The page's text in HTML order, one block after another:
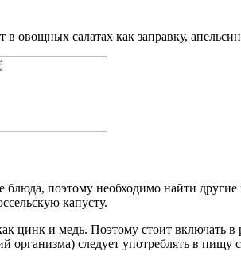
овощных салатах как заправку,
блюда, поэтому необходимо найти
капусту.
цинк и медь. Поэтому стоит включать
организма) следует употреблять в пищу